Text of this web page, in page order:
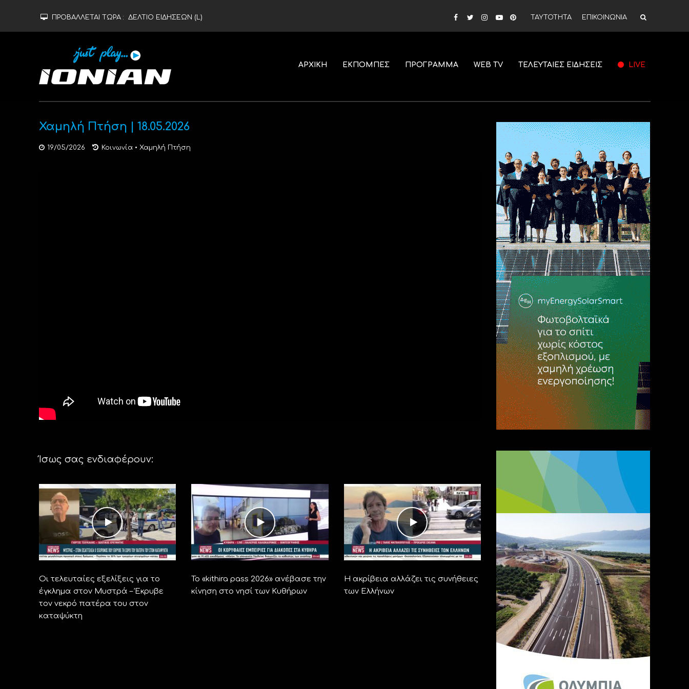
ΠΡΟΒΑΛΛΕΤΑΙ ΤΩΡΑ : ΔΕΛΤΙΟ ΕΙΔΗΣΕΩΝ (L) ΤΑΥΤΟΤΗΤΑ ΕΠΙΚΟΙΝΩΝΙΑ
ΑΡΧΙΚΗ ΕΚΠΟΜΠΕΣ ΠΡΟΓΡΑΜΜΑ WEB TV ΤΕΛΕΥΤΑΙΕΣ ΕΙΔΗΣΕΙΣ LIVE
Χαμηλή Πτήση | 18.05.2026
19/05/2026 Κοινωνία • Χαμηλή Πτήση
Ίσως σας ενδιαφέρουν:
Οι τελευταίες εξελίξεις για το
έγκλημα στον Μυστρά – Έκρυβε
τον νεκρό πατέρα του στον
καταψύκτη
Το «kithira pass 2026» ανέβασε την
κίνηση στο νησί των Κυθήρων
Η ακρίβεια αλλάζει τις συνήθειες
των Ελλήνων